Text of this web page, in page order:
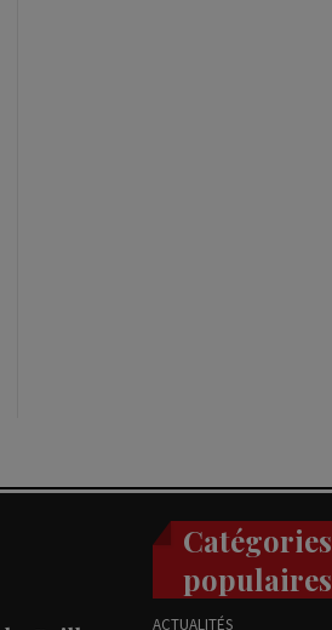
Catégories
populaires
ACTUALITÉS